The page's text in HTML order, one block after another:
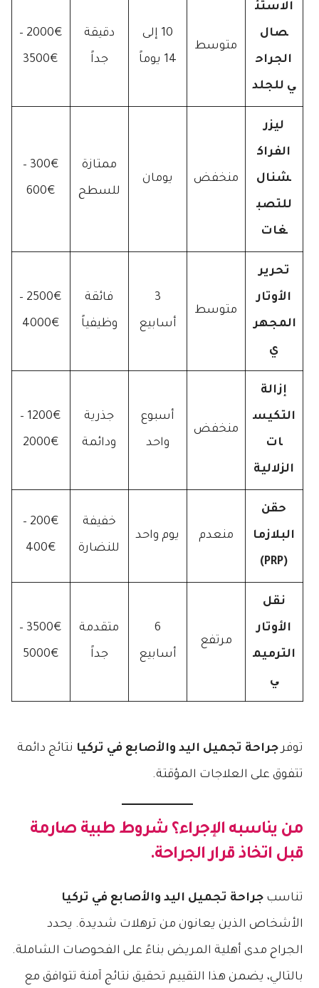
الاستئ
صال
الجراح
ي للجلد
متوسط
10 إلى
14 يوماً
دقيقة
جداً
2000€ –
3500€
ليزر
الفراك
شنال
للتصب
غات
منخفض يومان
ممتازة
للسطح
300€ –
600€
تحرير
الأوتار
المجهر
ي
متوسط
3
أسابيع
فائقة
وظيفياً
2500€ –
4000€
إزالة
التكيس
ات
الزلالية
منخفض
أسبوع
واحد
جذرية
ودائمة
1200€ –
2000€
حقن
البلازما
(PRP)
منعدم يوم واحد
خفيفة
للنضارة
200€ –
400€
نقل
الأوتار
الترميم
ي
مرتفع
6
أسابيع
متقدمة
جداً
3500€ –
5000€
توفرجراحة تجميل اليد والأصابع في تركيا نتائج دائمة
تتفوق على العلاجات المؤقتة.
من يناسبه الإجراء؟ شروط طبية صارمة
قبل اتخاذ قرار الجراحة.
تناسبجراحة تجميل اليد والأصابع في تركيا
الأشخاص الذين يعانون من ترهلات شديدة. يحدد
الجراح مدى أهلية المريض بناءً على الفحوصات الشاملة.
بالتالي، يضمن هذا التقييم تحقيق نتائج آمنة تتوافق مع